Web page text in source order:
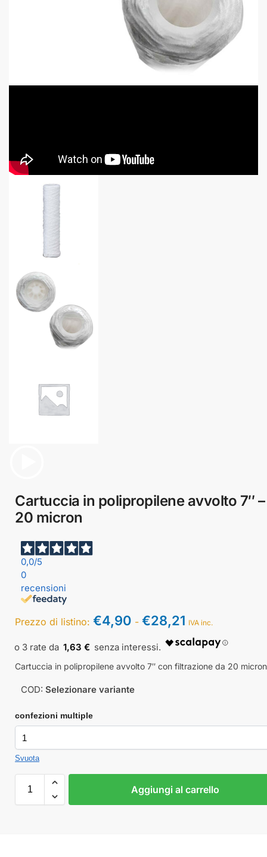
Cartuccia in polipropilene avvolto 7″ –
20 micron
0,0/5
0
recensioni
Prezzo di listino: €4,90 - €28,21 IVA inc.
1,63 €
Cartuccia in polipropilene avvolto 7″ con filtrazione da 20 micron
COD: Selezionare variante
confezioni multiple
Svuota
Aggiungi al carrello